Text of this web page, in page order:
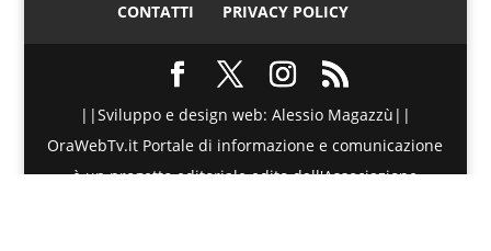
CONTATTI PRIVACY POLICY
||Sviluppo e design web: Alessio Magazzù||
OraWebTv.it Portale di informazione e comunicazione
è un progetto editoriale edito dall'Associazione